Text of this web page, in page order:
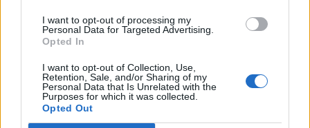
I want to opt-out of processing my
Personal Data for Targeted Advertising.
Opted In
I want to opt-out of Collection, Use,
Retention, Sale, and/or Sharing of my
Personal Data that Is Unrelated with the
Purposes for which it was collected.
Opted Out
Italy, sulla strada del sogno”